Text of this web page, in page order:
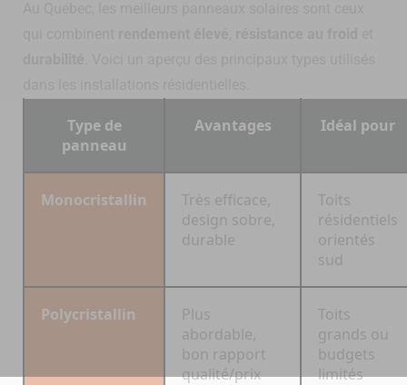
Type de
panneau
Avantages Idéal pour
Monocristallin
Très efficace,
design sobre,
durable
Toits
résidentiels
orientés
sud
Polycristallin
Plus
abordable,
bon rapport
qualité/prix
Toits
grands ou
budgets
limités